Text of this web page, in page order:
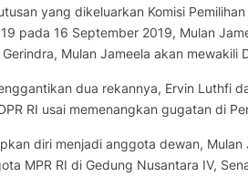
yang dikeluarkan Komisi
pada 16 September 2019, Mulan
Mulan Jameela akan mewakili
dua rekannya, Ervin Luthfi
RI usai memenangkan gugatan di
diri menjadi anggota dewan,
MPR RI di Gedung Nusantara IV,